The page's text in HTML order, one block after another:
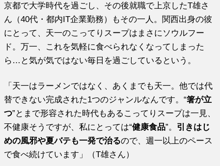
京都で大学時代を過ごし、その後就職で上京したT雄さ
ん（40代・都内IT企業勤務）もその一人。関西出身の彼
にとって、天一のこってりスープはまさにソウルフー
ド。万一、これを気軽に食べられなくなってしまった
ら…と気が気ではない毎日を過ごしているという。
「天一はラーメンではなく、あくまでも天一。他では代
替できない完成された1つのジャンルなんです。“箸が立
つ”とまで形容された時代もあるこってりスープは一見、
不健康そうですが、私にとっては“健康食品”。 引きはじ
めの風邪や夏バテも一発で治るので、週一以上のペース
で食べ続けています」（T雄さん）